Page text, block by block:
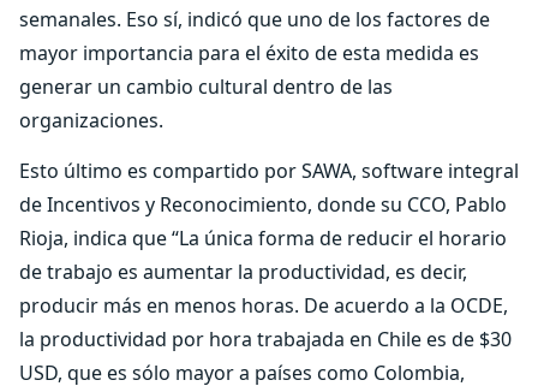
semanales. Eso sí, indicó que uno de los factores de
mayor importancia para el éxito de esta medida es
generar un cambio cultural dentro de las
organizaciones.
Esto último es compartido por SAWA, software integral
de Incentivos y Reconocimiento, donde su CCO, Pablo
Rioja, indica que “La única forma de reducir el horario
de trabajo es aumentar la productividad, es decir,
producir más en menos horas. De acuerdo a la OCDE,
la productividad por hora trabajada en Chile es de $30
USD, que es sólo mayor a países como Colombia,